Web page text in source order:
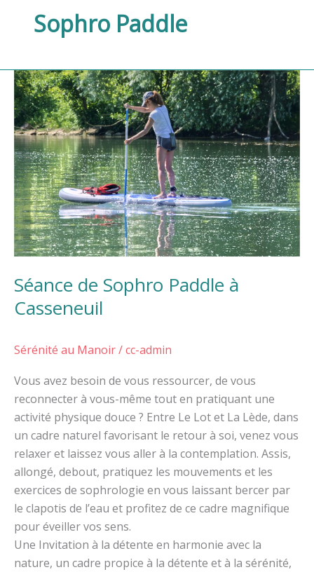
Sophro Paddle
Séance de Sophro Paddle à
Casseneuil
Sérénité au Manoir/cc-admin
Vous avez besoin de vous ressourcer, de vous
reconnecter à vous-même tout en pratiquant une
activité physique douce ? Entre Le Lot et La Lède, dans
un cadre naturel favorisant le retour à soi, venez vous
relaxer et laissez vous aller à la contemplation. Assis,
allongé, debout, pratiquez les mouvements et les
exercices de sophrologie en vous laissant bercer par
le clapotis de l’eau et profitez de ce cadre magnifique
pour éveiller vos sens.
Une Invitation à la détente en harmonie avec la
nature, un cadre propice à la détente et à la sérénité,
Séance
de
Sophro
Paddle
à
Casseneuil